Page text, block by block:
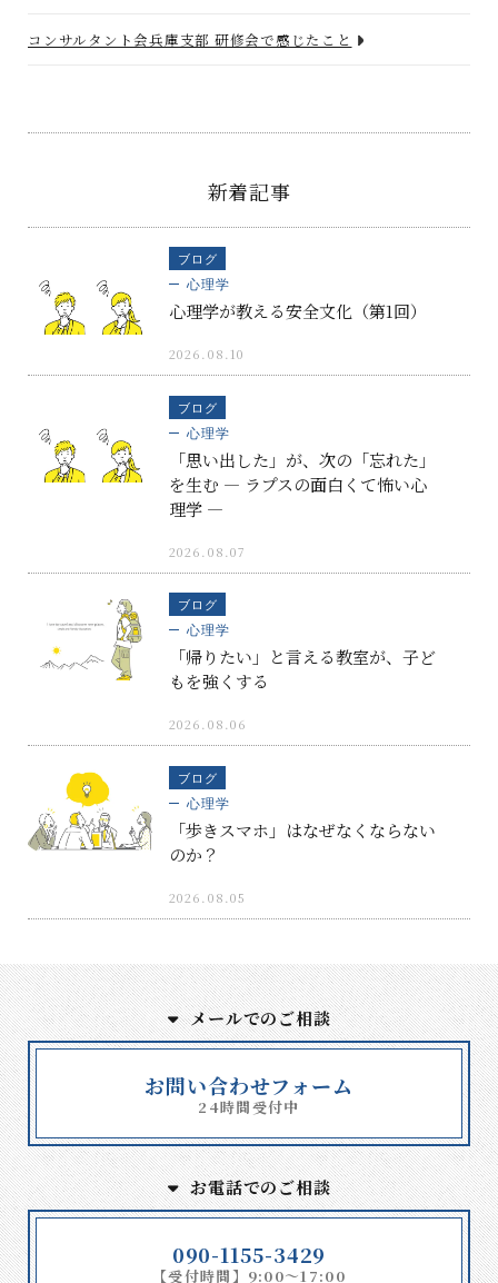
コンサルタント会兵庫支部 研修会で感じたこと
新着記事
ブログ
心理学
心理学が教える安全文化（第1回）
2026.08.10
ブログ
心理学
「思い出した」が、次の「忘れた」
を生む ― ラプスの面白くて怖い心
理学 ―
2026.08.07
ブログ
心理学
「帰りたい」と言える教室が、子ど
もを強くする
2026.08.06
ブログ
心理学
「歩きスマホ」はなぜなくならない
のか？
2026.08.05
メールでのご相談
お問い合わせフォーム
24時間受付中
お電話でのご相談
090-1155-3429
【受付時間】9:00～17:00